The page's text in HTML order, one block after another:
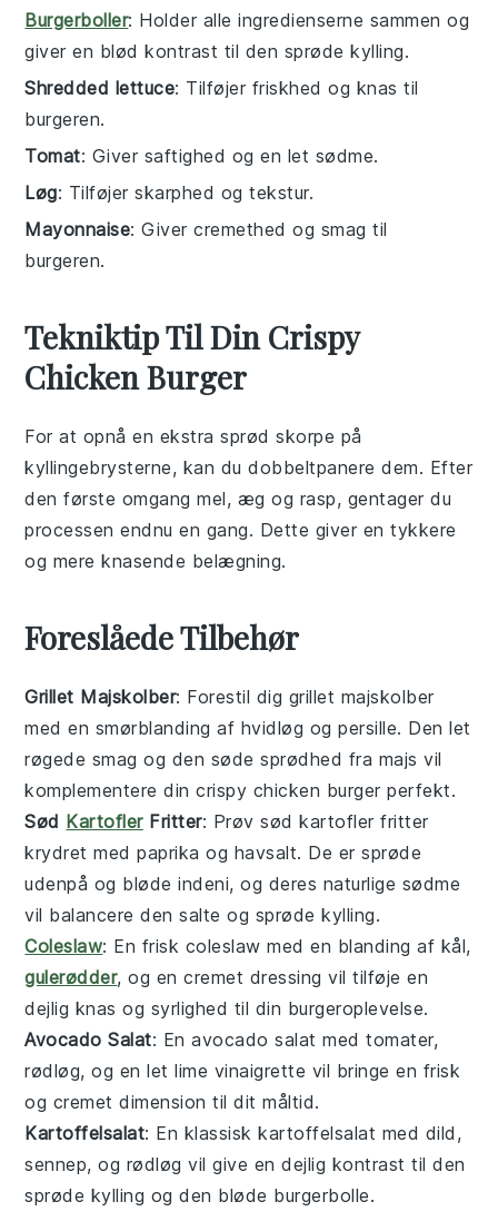
Burgerboller: Holder alle ingredienserne sammen og
giver en blød kontrast til den sprøde kylling.
Shredded lettuce: Tilføjer friskhed og knas til
burgeren.
Tomat: Giver saftighed og en let sødme.
Løg: Tilføjer skarphed og tekstur.
Mayonnaise: Giver cremethed og smag til
burgeren.
Tekniktip Til Din Crispy
Chicken Burger
For at opnå en ekstra sprød skorpe på
kyllingebrysterne, kan du dobbeltpanere dem. Efter
den første omgangmel, æg og rasp, gentager du
processen endnu en gang. Dette giver en tykkere
og mere knasende belægning.
Foreslåede Tilbehør
Grillet Majskolber: Forestil dig grillet majskolber
med en smørblanding af hvidløg ogpersille. Den let
røgede smag og den søde sprødhed fra majs vil
komplementere dincrispy chicken burger perfekt.
Sød KartoflerFritter: Prøvsød kartofler fritter
krydret medpaprika og havsalt. De er sprøde
udenpå og bløde indeni, og deres naturlige sødme
vil balancere den salte og sprødekylling.
Coleslaw: En frisk coleslaw med en blanding af kål,
gulerødder, og en cremet dressing vil tilføje en
dejlig knas og syrlighed til din burgeroplevelse.
Avocado Salat: Enavocado salat medtomater,
rødløg, og en letlime vinaigrette vil bringe en frisk
og cremet dimension til dit måltid.
Kartoffelsalat: En klassiskkartoffelsalat med dild ,
sennep, og rødløg vil give en dejlig kontrast til den
sprøde kylling og den bløde burgerbolle.